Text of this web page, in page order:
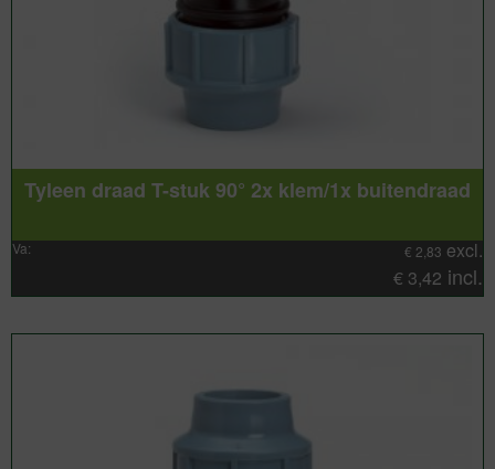
Tyleen draad T-stuk 90° 2x klem/1x buitendraad
Va: € 2,83 excl.
€ 3,42 incl.